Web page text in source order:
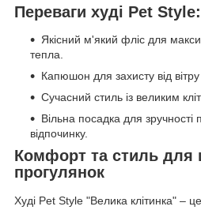
Переваги худі Pet Style:
Якісний м'який фліс для
тепла.
Капюшон для захисту від
Сучасний стиль із великим
Вільна посадка для зручності
відпочинку.
Комфорт та стиль для
прогулянок
Худі Pet Style "Велика клітинка" –